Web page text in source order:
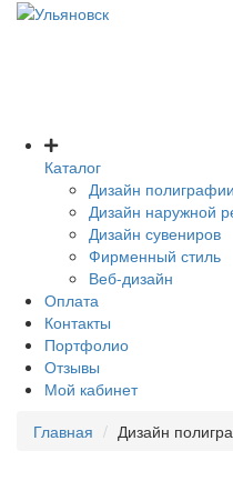
Каталог
Дизайн полиграфии
Дизайн наружной
Дизайн сувениров
Фирменный стиль
Веб-дизайн
Оплата
Контакты
Портфолио
Отзывы
Мой кабинет
Главная
Дизайн